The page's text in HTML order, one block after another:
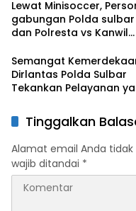
Lewat Minisoccer,
gabungan Polda sulbar
dan Polresta vs Kanwil
Ikatan Persaudaraan
Semangat
Dirlantas Polda Sulbar
Tekankan Pelayanan
Menyentuh Hati
Tinggalkan
Alamat email Anda tidak
wajib ditandai *